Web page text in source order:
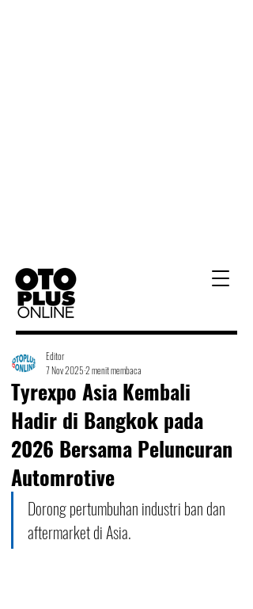
Tyrexpo Asia Kembali
Hadir di Bangkok pada
2026 Bersama Peluncuran
Automrotive
Editor
7 Nov 20252 menit membaca
Dorong pertumbuhan industri ban dan
aftermarket di Asia.